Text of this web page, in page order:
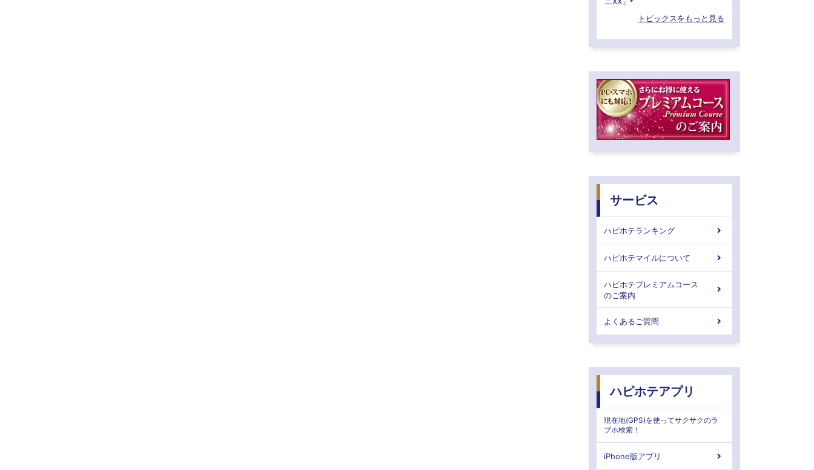
トピックスをもっと見る
サービス
ハピホテランキング
ハピホテマイルについて
ハピホテプレミアムコース
のご案内
よくあるご質問
ハピホテアプリ
現在地(GPS)を使ってサクサクのラ
ブホ検索！
iPhone版アプリ